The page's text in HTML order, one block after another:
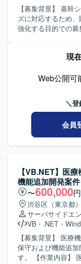
【募集背景】 基幹
ズに対応するため
強化する目的での募集となります
リースまで一連の
行っていただきます。 【求める人物像】 システム
り、自発的に改善
方を求めておりま
して粘り強く取り組
ションの魅力】 基
わることで、業務
す。 【開発環境】 C#（.NET）、VB.NETなどのオープン系
言語を用いた販売
す。
現
Web公開可
＼
会員
【VB.NET】医
機能追加開発案件
〜600,000
渋谷区（東京都）
サーバサイドエ
VB ・ .NET ・
【募集背景】 医療
保守および機能追
す。 【作業内容】 医療機関向けキャッシュレスレジシステ